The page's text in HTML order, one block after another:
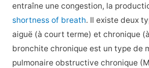
entraîne une congestion, la
shortness of breath. Il existe deux
aiguë (à court terme) et chronique
bronchite chronique est un type de
pulmonaire obstructive chronique